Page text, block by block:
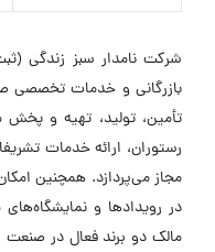
بازرگانی و خدمات تخصصی
تأمین، تولید، تهیه و پخش
رستوران، ارائه خدمات
مجاز می‌پردازد. همچنین
در رویدادها و
مالک دو برند فعال در صنعت